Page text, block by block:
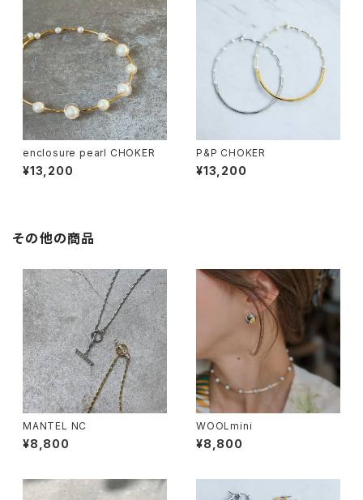
enclosure pearl CHOKER
¥13,200
P&P CHOKER
¥13,200
その他の商品
MANTEL NC
¥8,800
WOOLmini
¥8,800